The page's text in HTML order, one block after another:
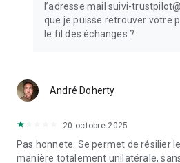
l’adresse mail suivi-
que je puisse retrouver votre
le fil des échanges ?
André Doherty
20 octobre 2025
Pas honnete. Se permet de résilier
manière totalement unilatérale,